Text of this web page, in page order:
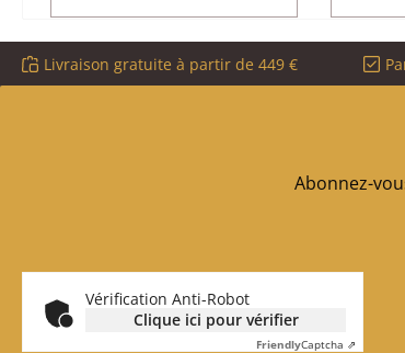
pour une connexion
optimale des extrémités
des cordons
d'étanchéité. Romotop
Livraison gratuite à partir de 449 €
Abonnez-
Vérification Anti-Robot
Clique ici pour vérifier
FriendlyCaptcha ⇗